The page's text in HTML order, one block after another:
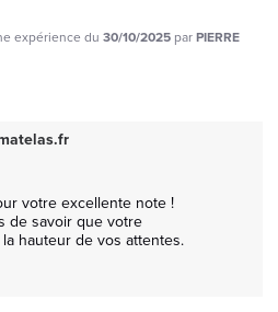
expérience du 30/10/2025 parPIERRE
votre excellente note !
de savoir que votre
hauteur de vos attentes.